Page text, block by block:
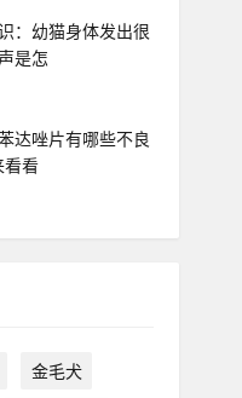
：幼猫身体发出很
是怎
达唑片有哪些不良
看看
金毛犬